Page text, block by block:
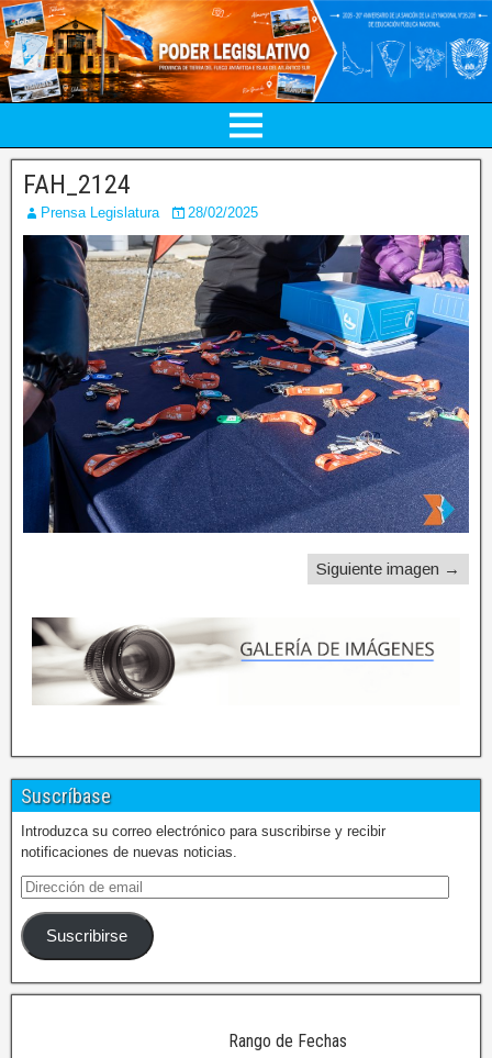
FAH_2124
Prensa Legislatura 28/02/2025
Siguiente imagen →
Suscríbase
Introduzca su correo electrónico para suscribirse y recibir
notificaciones de nuevas noticias.
Suscribirse
Rango de Fechas